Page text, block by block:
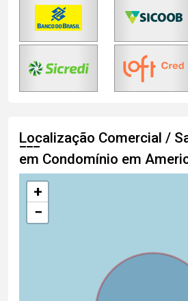
Localização Comercial /
em Condomínio em
+
−